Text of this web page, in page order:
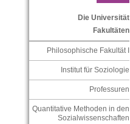
Die Universität
Fakultäten
Philosophische Fakultät I
Institut für Soziologie
Professuren
Quantitative Methoden in den
Sozialwissenschaften